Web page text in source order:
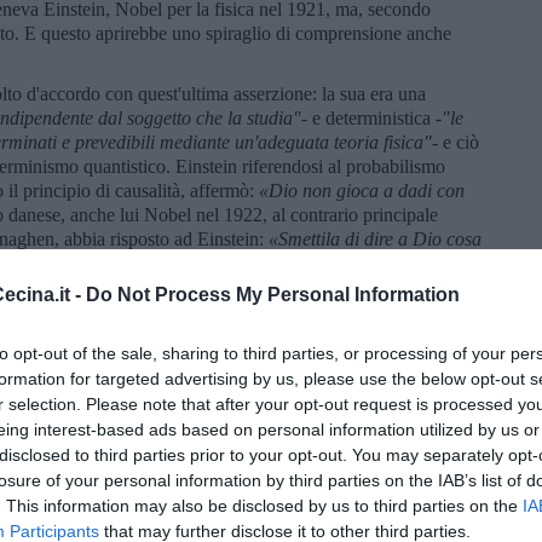
- Do Not Process My Personal Information
opt-out of the sale, sharing to third parties, or processing of your
for targeted advertising by us, please use the below opt-out
selection. Please note that after your opt-out request is processed
interest-based ads based on personal information utilized by us
to third parties prior to your opt-out. You may separately
of your personal information by third parties on the IAB’s list of
This information may also be disclosed by us to third parties on the
Participants that may further disclose it to other third parties.
Einstein, Nobel per la fisica nel 1921, ma, secondo
E questo aprirebbe uno spiraglio di comprensione anche
d'accordo con quest'ultima asserzione: la sua era una
dal soggetto che la studia"- e deterministica -"le
e prevedibili mediante un'adeguata teoria fisica"- e ciò
quantistico. Einstein riferendosi al probabilismo
il principio di causalità, affermò: «Dio non gioca a dadi con
anche lui Nobel nel 1922, al contrario principale
abbia risposto ad Einstein: «Smettila di dire a Dio cosa
guadagnato il diritto di commettere degli errori». E lui era
sono infilato in una disputa tra premi Nobel e per di più in
in chimica, dice che l'alcol è una soluzione.
la famosa frase di Einstein alla luce delle conoscenze
sbagliò quando disse: "Dio non gioca a dadi". La
non solo che Dio gioca a dadi, ma che a volte ci confonda
abbia il sottoscritto con le sue storielle di dadi? Secondo la
complementare, indeterminato; per il principio della
si fa ad andare avanti così e stare sereni! Ci succede per